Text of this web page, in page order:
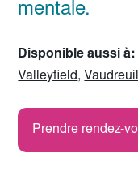
mentale.
Disponible aussi à:
Valleyfield,
Prendre rendez-